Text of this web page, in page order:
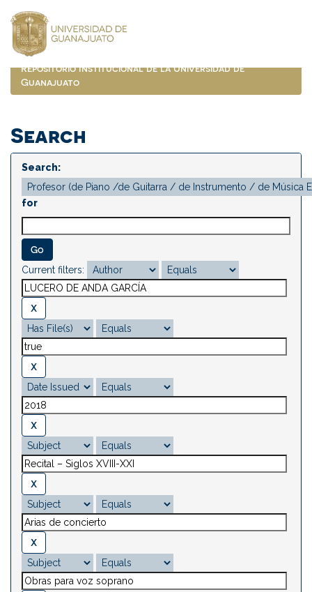
navigation
Repositorio Institucional de la Universidad de
Guanajuato
Search
Search:
for
Current filters: